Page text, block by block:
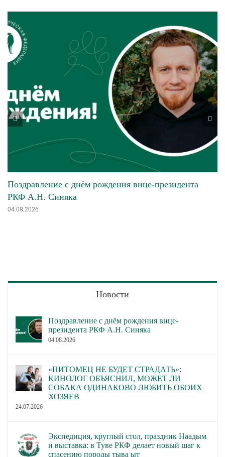
Поздравление с днём рождения вице-президента
РКФ А.Н. Синяка
04.08.2026
Новости
Поздравление с днём рождения вице-
президента РКФ А.Н. Синяка
04.08.2026
«ПИТОМЕЦ НЕ БУДЕТ СТРАДАТЬ»:
КИНОЛОГ ОБЪЯСНИЛ, МОЖЕТ ЛИ
СОБАКА ОДИНАКОВО ЛЮБИТЬ ОБОИХ
ХОЗЯЕВ
24.07.2026
Экспедиция, круглый стол, праздник Наадым
и выставка: в Туве РКФ делает новый шаг к
спасению породы тыва ыт